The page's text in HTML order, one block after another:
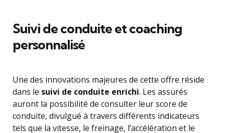
Suivi de conduite et coaching
personnalisé
Une des innovations majeures de cette offre réside
dans le suivi de conduite enrichi. Les assurés
auront la possibilité de consulter leur score de
conduite, divulgué à travers différents indicateurs
tels que la vitesse, le freinage, l’accélération et le